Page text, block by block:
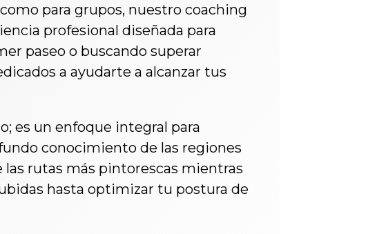
para grupos, nuestro coaching
profesional diseñada para
paseo o buscando superar
a ayudarte a alcanzar tus
es un enfoque integral para
conocimiento de las regiones
rutas más pintorescas mientras
hasta optimizar tu postura de